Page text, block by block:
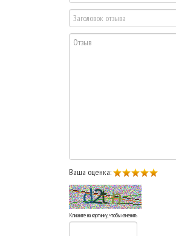
Ваша оценка:
Кликните на картинку, чтобы изменить